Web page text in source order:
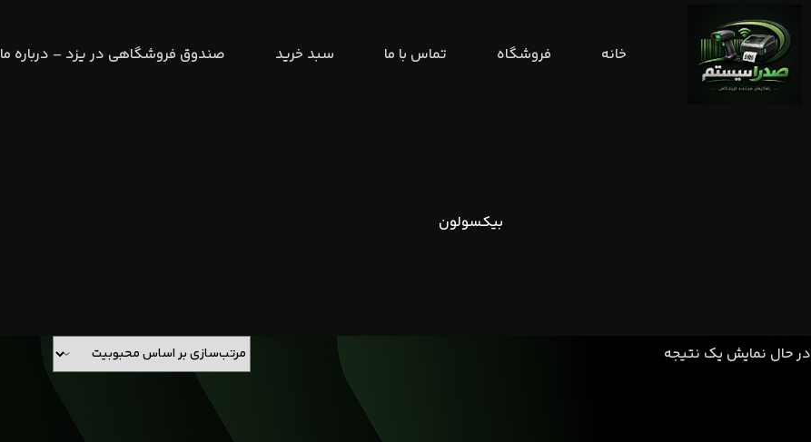
محتوا
خانه فروشگاه تماس با ما سبد خرید صندوق فروشگاهی در یزد – درباره ما
بیکسولون
در حال نمایش یک نتیجه